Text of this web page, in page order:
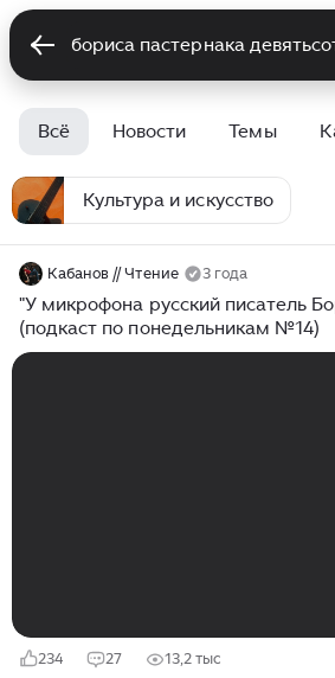
Всё Новости Темы
Культура и искусство
Кабанов // Чтение 3 года
"У микрофона русский писатель
(подкаст по понедельникам №14)
234 27 13,2 тыс